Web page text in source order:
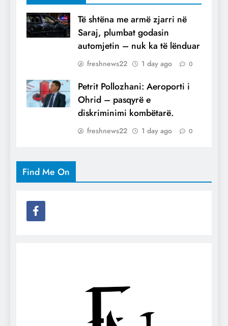
Të shtëna me armë zjarri në
Saraj, plumbat godasin
automjetin – nuk ka të lënduar
freshnews22 1 day ago 0
Petrit Pollozhani: Aeroporti i
Ohrid – pasqyrë e
diskriminimi kombëtarë.
freshnews22 1 day ago 0
Find Me On